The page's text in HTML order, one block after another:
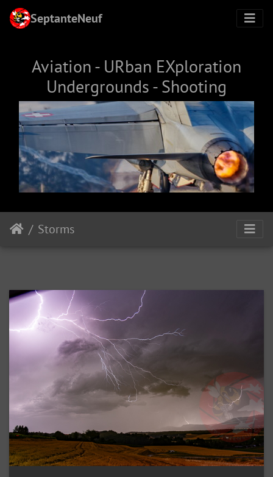
SeptanteNeuf
Aviation - URban EXploration
Undergrounds - Shooting
Storms